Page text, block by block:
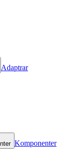
Adaptrar
Komponenter